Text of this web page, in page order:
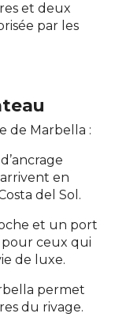
et deux
par les
de Marbella :
en
del Sol.
et un port
pour ceux qui
de luxe.
permet
du rivage.